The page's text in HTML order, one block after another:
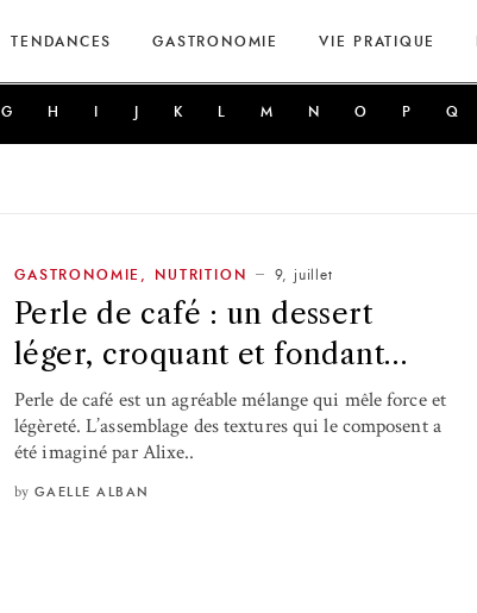
TENDANCES GASTRONOMIE VIE PRATIQUE
G H K M N O P Q
GASTRONOMIE NUTRITION 9, juillet
Perle de café : un dessert
léger, croquant et fondant…
Perle de café est un agréable mélange qui mêle force et
légèreté. L’assemblage des textures qui le composent a
été imaginé par Alixe..
by GAELLE ALBAN